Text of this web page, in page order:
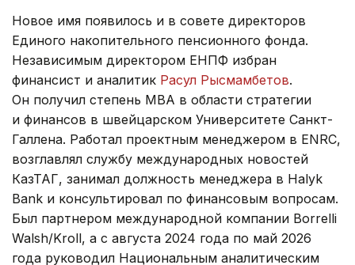
Новое имя появилось и в совете директоров
Единого накопительного пенсионного фонда.
Независимым директором ЕНПФ избран
финансист и аналитик Расул Рысмамбетов.
Он получил степень MBA в области стратегии
и финансов в швейцарском Университете Санкт-
Галлена. Работал проектным менеджером в ENRC,
возглавлял службу международных новостей
КазТАГ, занимал должность менеджера в Halyk
Bank и консультировал по финансовым вопросам.
Был партнером международной компании Borrelli
Walsh/Kroll, а с августа 2024 года по май 2026
года руководил Национальным аналитическим